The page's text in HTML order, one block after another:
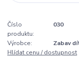
Číslo
produktu:
030
Výrobce:
Zabav
Hlídat cenu / dostupnost